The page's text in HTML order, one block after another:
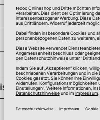
Beanspruchung